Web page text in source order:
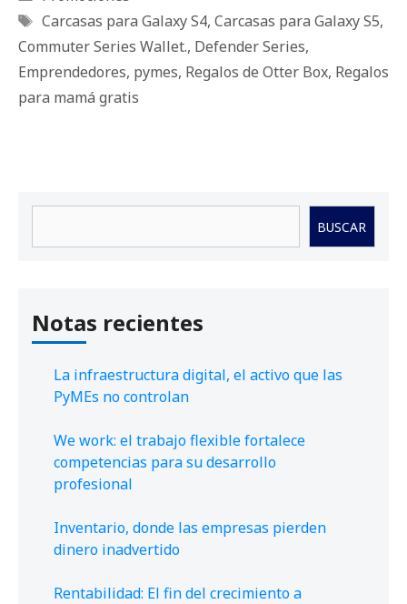
Etiquetas
Carcasas para Galaxy S4, Carcasas para Galaxy S5,
Commuter Series Wallet., Defender Series,
Emprendedores, pymes, Regalos de Otter Box, Regalos
para mamá gratis
BUSCAR
Notas recientes
La infraestructura digital, el activo que las
PyMEs no controlan
We work: el trabajo flexible fortalece
competencias para su desarrollo
profesional
Inventario, donde las empresas pierden
dinero inadvertido
Rentabilidad: El fin del crecimiento a